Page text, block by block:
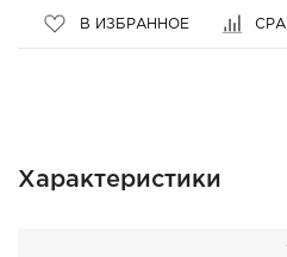
В ИЗБРАННОЕ
Характеристики